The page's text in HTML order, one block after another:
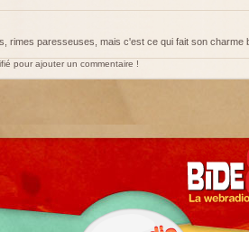
rimes paresseuses, mais c'est ce qui fait son charme
pour ajouter un commentaire !